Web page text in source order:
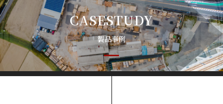
CASESTUDY
製品事例